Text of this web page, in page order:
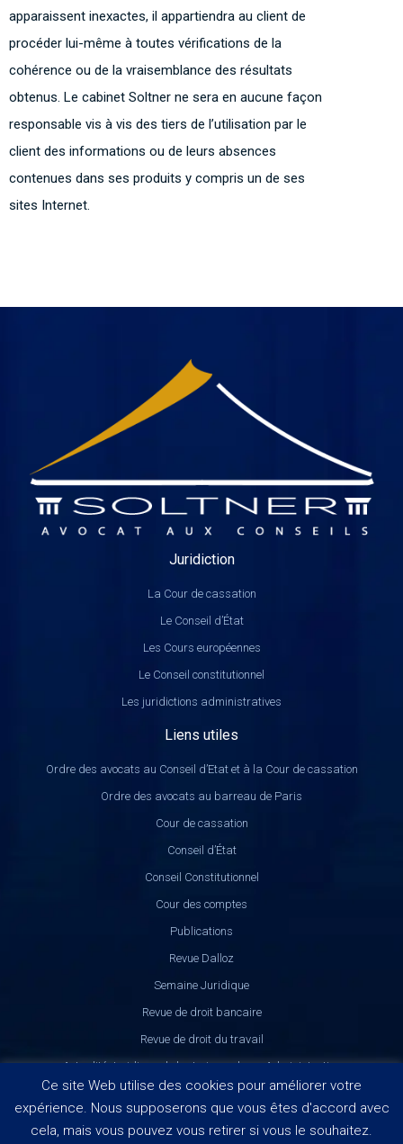
apparaissent inexactes, il appartiendra au client de
procéder lui-même à toutes vérifications de la
cohérence ou de la vraisemblance des résultats
obtenus. Le cabinet Soltner ne sera en aucune façon
responsable vis à vis des tiers de l’utilisation par le
client des informations ou de leurs absences
contenues dans ses produits y compris un de ses
sites Internet.
Juridiction
La Cour de cassation
Le Conseil d’État
Les Cours européennes
Le Conseil constitutionnel
Les juridictions administratives
Liens utiles
Ordre des avocats au Conseil d’Etat et à la Cour de cassation
Ordre des avocats au barreau de Paris
Cour de cassation
Conseil d’État
Conseil Constitutionnel
Cour des comptes
Publications
Revue Dalloz
Semaine Juridique
Revue de droit bancaire
Revue de droit du travail
Actualité Juridique de la Jurisprudence Administrative
Ce site Web utilise des cookies pour améliorer votre
expérience. Nous supposerons que vous êtes d'accord avec
cela, mais vous pouvez vous retirer si vous le souhaitez.